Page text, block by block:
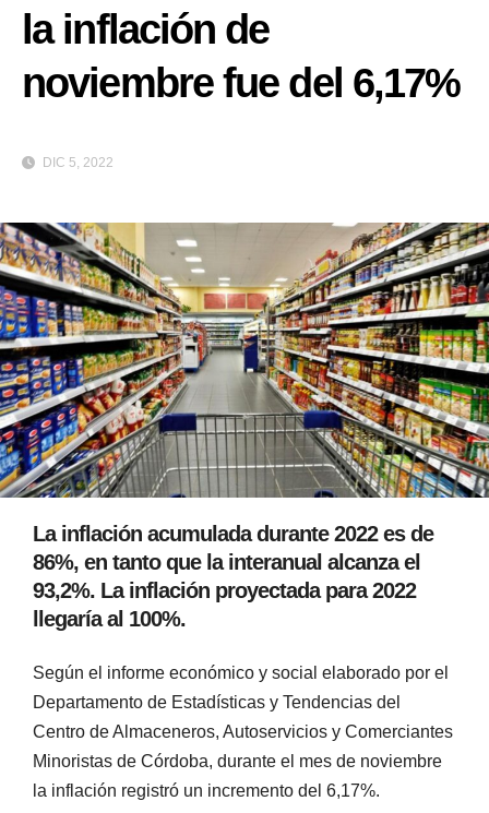
la inflación de
noviembre fue del 6,17%
DIC 5, 2022
La inflación acumulada durante 2022 es de
86%, en tanto que la interanual alcanza el
93,2%. La inflación proyectada para 2022
llegaría al 100%.
Según el informe económico y social elaborado por el
Departamento de Estadísticas y Tendencias del
Centro de Almaceneros, Autoservicios y Comerciantes
Minoristas de Córdoba, durante el mes de noviembre
la inflación registró un incremento del 6,17%.